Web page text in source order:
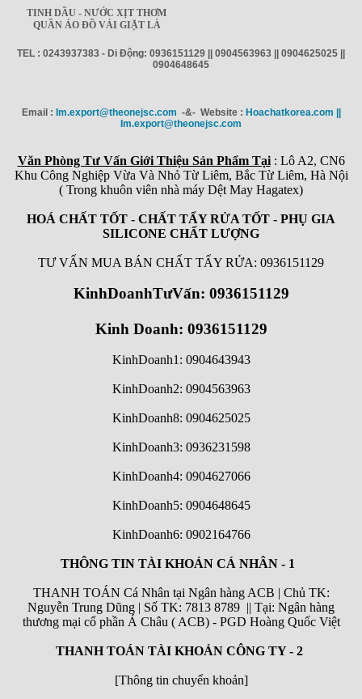
TINH DẦU - NƯỚC XỊT THƠM
QUẦN ÁO ĐỒ VẢI GIẶT LÀ
TEL : 0243937383 - Di Động: 0936151129 || 0904563963 || 0904625025 ||
0904648645
Email : Im.export@theonejsc.com -&- Website : Hoachatkorea.com ||
Im.export@theonejsc.com
Văn Phòng Tư Vấn Giới Thiệu Sản Phẩm Tại: Lô A2, CN6
Khu Công Nghiệp Vừa Và Nhỏ Từ Liêm, Bắc Từ Liêm, Hà Nội
( Trong khuôn viên nhà máy Dệt May Hagatex)
HOÁ CHẤT TỐT - CHẤT TẨY RỬA TỐT - PHỤ GIA
SILICONE CHẤT LƯỢNG
TƯ VẤN MUA BÁN CHẤT TẨY RỬA: 0936151129
KinhDoanhTưVấn: 0936151129
Kinh Doanh: 0936151129
KinhDoanh1: 0904643943
KinhDoanh2: 0904563963
KinhDoanh8: 0904625025
KinhDoanh3: 0936231598
KinhDoanh4: 0904627066
KinhDoanh5: 0904648645
KinhDoanh6: 0902164766
THÔNG TIN TÀI KHOẢN CÁ NHÂN - 1
THANH TOÁN Cá Nhân tại Ngân hàng ACB | Chủ TK:
Nguyễn Trung Dũng | Số TK: 7813 8789 || Tại: Ngân hàng
thương mại cổ phần Á Châu ( ACB) - PGD Hoàng Quốc Việt
THANH TOÁN TÀI KHOẢN CÔNG TY - 2
[Thông tin chuyển khoản]